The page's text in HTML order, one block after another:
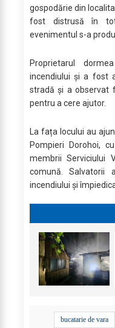
gospodărie din
fost distrusă în
evenimentul s-a
Proprietarul
incendiului și a fost
stradă și a observat
pentru a cere ajutor.
La fața locului au
Pompieri Dorohoi,
membrii Serviciului
comună. Salvatorii
incendiului și
bucatarie de vara